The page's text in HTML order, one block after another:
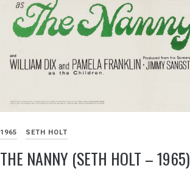
1965 SETH HOLT
THE NANNY (SETH HOLT – 1965)